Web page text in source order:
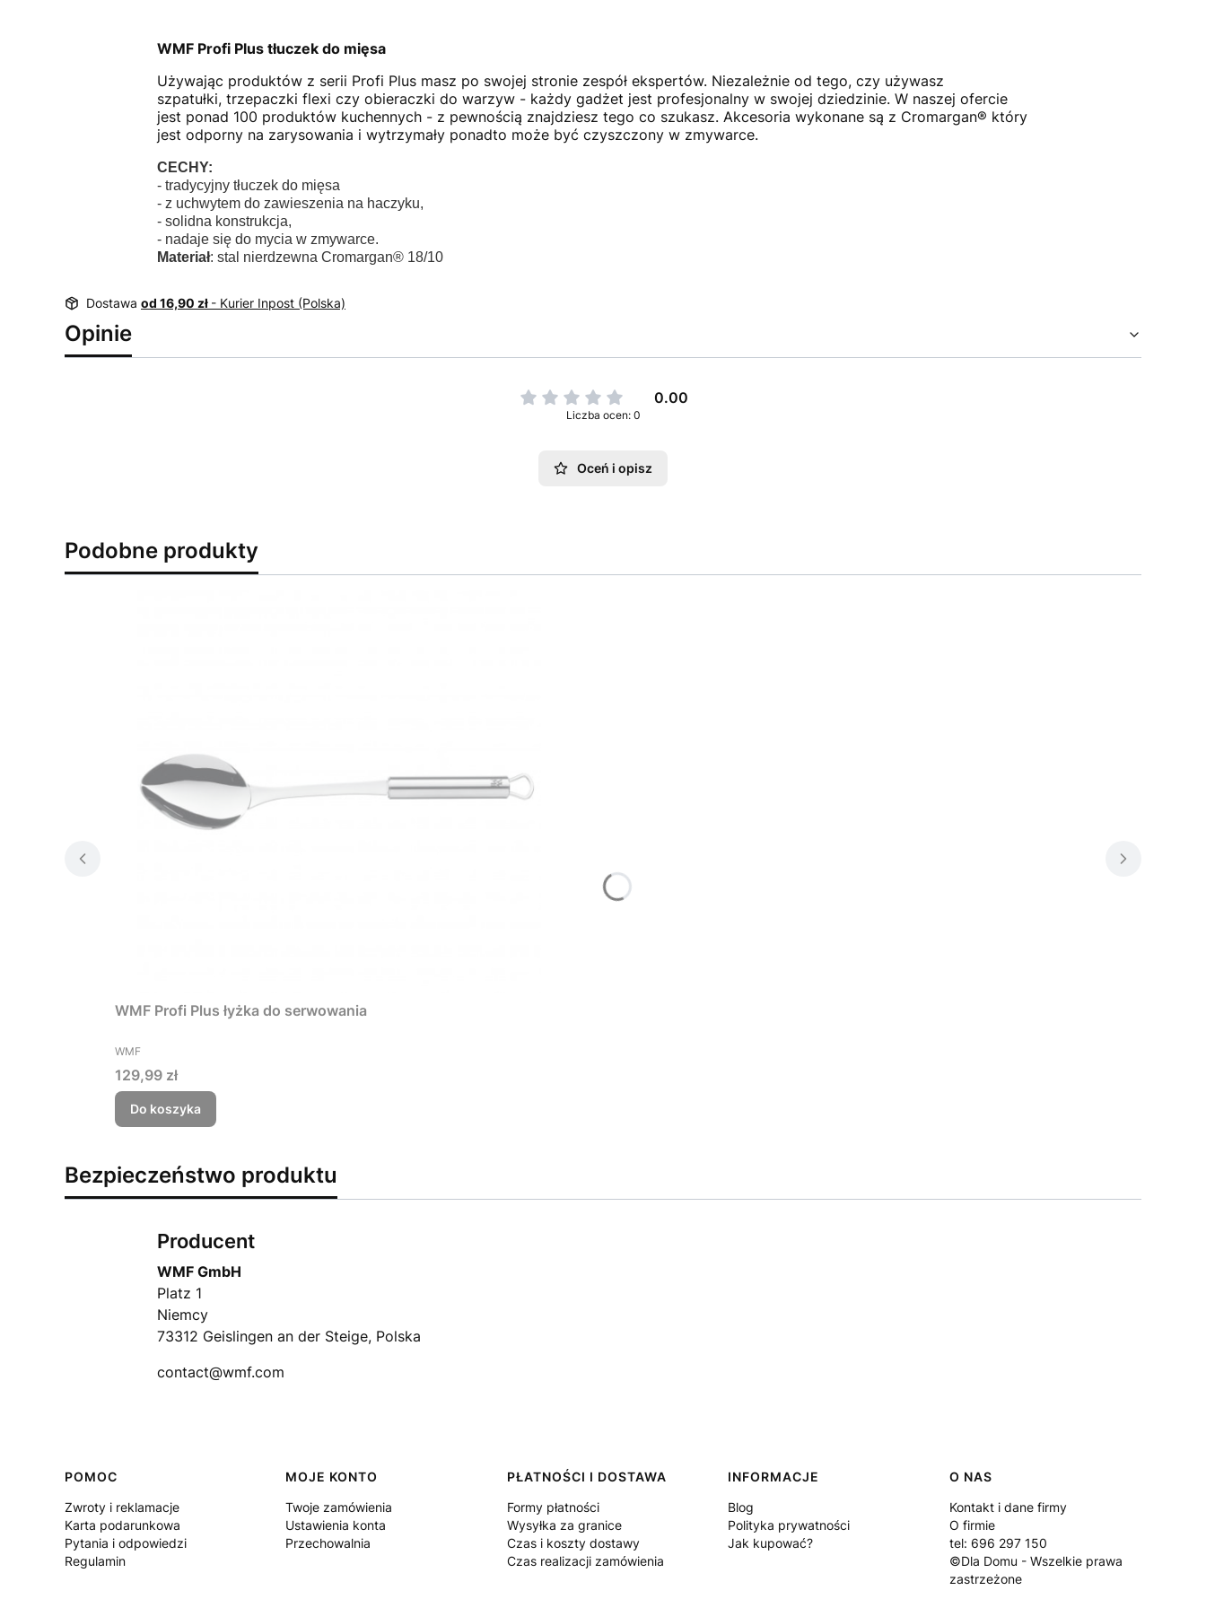
WMF Profi Plus tłuczek do mięsa
Używając produktów z serii Profi Plus masz po swojej stronie zespół ekspertów. Niezależnie od tego, czy używasz
szpatułki, trzepaczki flexi czy obieraczki do warzyw - każdy gadżet jest profesjonalny w swojej dziedzinie. W naszej ofercie
jest ponad 100 produktów kuchennych - z pewnością znajdziesz tego co szukasz. Akcesoria wykonane są z Cromargan® który
jest odporny na zarysowania i wytrzymały ponadto może być czyszczony w zmywarce.
CECHY:
- tradycyjny tłuczek do mięsa
- z uchwytem do zawieszenia na haczyku,
- solidna konstrukcja,
- nadaje się do mycia w zmywarce.
Materiał: stal nierdzewna Cromargan® 18/10
Dostawa od 16,90 zł - Kurier Inpost (Polska)
Opinie
0.00
Liczba ocen: 0
Oceń i opisz
Podobne produkty
WMF Profi Plus łyżka do serwowania
PRODUCENT
WMF
Cena
129,99 zł
Do koszyka
Bezpieczeństwo produktu
Producent
WMF GmbH
Platz 1
Niemcy
73312 Geislingen an der Steige, Polska
contact@wmf.com
Linki w stopce
POMOC
Zwroty i reklamacje
Karta podarunkowa
Pytania i odpowiedzi
Regulamin
MOJE KONTO
Twoje zamówienia
Ustawienia konta
Przechowalnia
PŁATNOŚCI I DOSTAWA
Formy płatności
Wysyłka za granice
Czas i koszty dostawy
Czas realizacji zamówienia
INFORMACJE
Blog
Polityka prywatności
Jak kupować?
O NAS
Kontakt i dane firmy
O firmie
tel: 696 297 150
©Dla Domu - Wszelkie prawa
zastrzeżone